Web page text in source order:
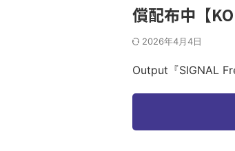
償配布中【
2026年4月4日
Output『SIGNAL